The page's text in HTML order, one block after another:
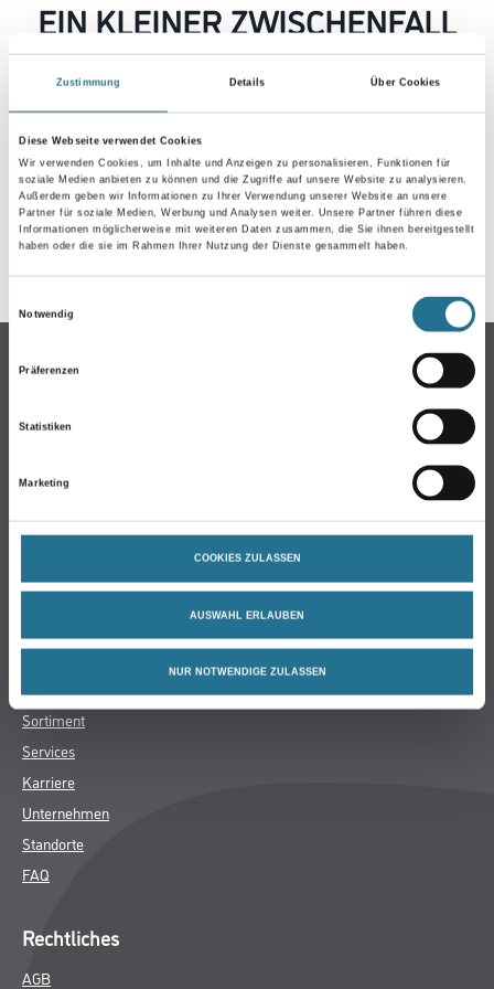
Zustimmung Details Über Cookies
Diese Webseite verwendet Cookies
Wir verwenden Cookies, um Inhalte und Anzeigen zu personalisieren, Funktionen für
soziale Medien anbieten zu können und die Zugriffe auf unsere Website zu analysieren.
Außerdem geben wir Informationen zu Ihrer Verwendung unserer Website an unsere
Partner für soziale Medien, Werbung und Analysen weiter. Unsere Partner führen diese
Informationen möglicherweise mit weiteren Daten zusammen, die Sie ihnen bereitgestellt
haben oder die sie im Rahmen Ihrer Nutzung der Dienste gesammelt haben.
Notwendig
Präferenzen
Statistiken
Marketing
COOKIES ZULASSEN
AUSWAHL ERLAUBEN
NUR NOTWENDIGE ZULASSEN
EIN KLEINER ZWISCHENFALL
IST AUFGETRETEN
Keine Sorge, wir pinseln schon an der Lösung und
werden das Problem so schnell wie möglich beheben.
Erkunden Sie in der Zwischenzeit unseren Online-Shop
und lassen Sie sich inspirieren.
ZURÜCK ZUM ONLINE-SHOP
Online-Shop
WDV-Systeme
Putze- und Spachtelmassen
Bodenbeläge
Werkzeuge & Maschinen
Winkler & Gräbner
Sortiment
Services
Karriere
Unternehmen
Standorte
FAQ
Rechtliches
AGB